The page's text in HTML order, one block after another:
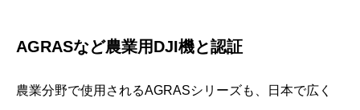
AGRASなど農業用DJI機と認証
農業分野で使用されるAGRASシリーズも、日本で広く